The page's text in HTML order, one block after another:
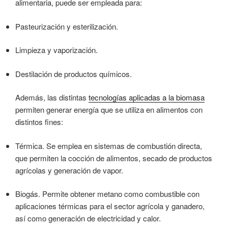
alimentaria, puede ser empleada para:
Pasteurización y esterilización.
Limpieza y vaporización.
Destilación de productos químicos.
Además, las distintas tecnologías aplicadas a la biomasa
permiten generar energía que se utiliza en alimentos con
distintos fines:
Térmica. Se emplea en sistemas de combustión directa,
que permiten la cocción de alimentos, secado de productos
agrícolas y generación de vapor.
Biogás. Permite obtener metano como combustible con
aplicaciones térmicas para el sector agrícola y ganadero,
así como generación de electricidad y calor.